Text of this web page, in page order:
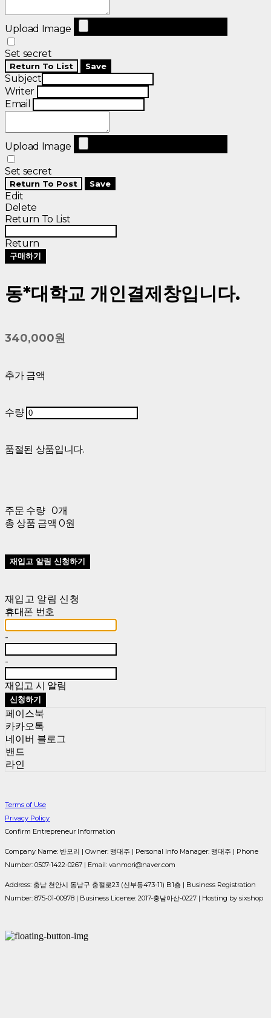
Upload Image
Set secret
Return To List Save
Subject
Writer
Email
Upload Image
Set secret
Return To Post Save
Edit
Delete
Return To List
Return
구매하기
동*대학교 개인결제창입니다.
340,000원
추가 금액
수량
품절된 상품입니다.
주문 수량 0개
총 상품 금액 0원
재입고 알림 신청하기
재입고 알림 신청
휴대폰 번호
-
-
재입고 시 알림
신청하기
페이스북
카카오톡
네이버 블로그
밴드
라인
Terms of Use
Privacy Policy
Confirm Entrepreneur Information
Company Name: 반모리 | Owner: 맹대주 | Personal Info Manager: 맹대주 | Phone
Number: 0507-1422-0267 | Email: vanmori@naver.com
Address: 충남 천안시 동남구 충절로23 (신부동473-11) B1층 | Business Registration
Number: 875-01-00978 | Business License: 2017-충남아산-0227 | Hosting by sixshop